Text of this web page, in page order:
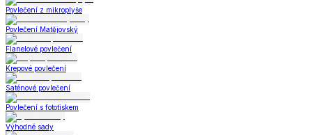
Povlečení z mikroplyše
Povlečení Matějovský
Flanelové povlečení
Krepové povlečení
Saténové povlečení
Povlečení s fototiskem
Výhodné sady